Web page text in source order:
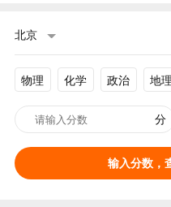
北京
物理 化学 政治 地理
分
输入分数，